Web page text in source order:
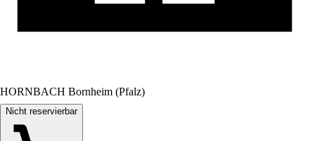
HORNBACH Bornheim (Pfalz)
Nicht reservierbar